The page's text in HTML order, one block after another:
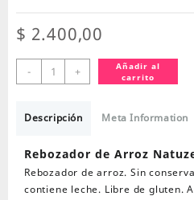
$ 2.400,00
-
Rebozador
de
Natuzen
240
SIN
+
Añadir al
carrito
Descripción Meta Information
Rebozador de Arroz
Rebozador de arroz. Sin
contiene leche. Libre de gluten.